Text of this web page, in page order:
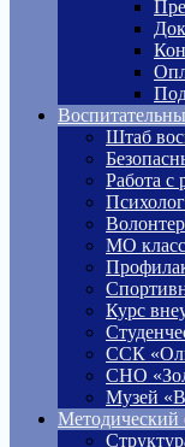
Штаб
Работа с
МО
Курс
ССК
СНО
Музей
Методический